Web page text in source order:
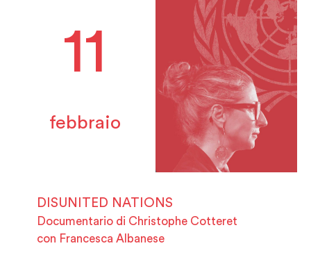
11
febbraio
DISUNITED NATIONS
Documentario di Christophe Cotteret
con Francesca Albanese